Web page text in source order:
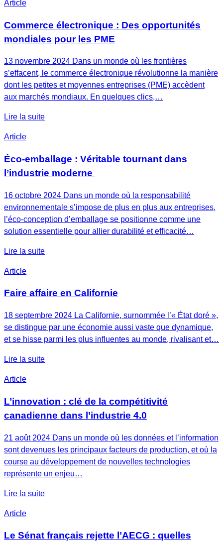
Article
Commerce électronique : Des opportunités
mondiales pour les PME
13 novembre 2024 Dans un monde où les frontières
s’effacent, le commerce électronique révolutionne la manière
dont les petites et moyennes entreprises (PME) accèdent
aux marchés mondiaux. En quelques clics,…
Lire la suite
Article
Éco-emballage : Véritable tournant dans
l’industrie moderne
16 octobre 2024 Dans un monde où la responsabilité
environnementale s’impose de plus en plus aux entreprises,
l’éco-conception d’emballage se positionne comme une
solution essentielle pour allier durabilité et efficacité…
Lire la suite
Article
Faire affaire en Californie
18 septembre 2024 La Californie, surnommée l’« État doré »,
se distingue par une économie aussi vaste que dynamique,
et se hisse parmi les plus influentes au monde, rivalisant et…
Lire la suite
Article
L’innovation : clé de la compétitivité
canadienne dans l’industrie 4.0
21 août 2024 Dans un monde où les données et l’information
sont devenues les principaux facteurs de production, et où la
course au développement de nouvelles technologies
représente un enjeu…
Lire la suite
Article
Le Sénat français rejette l’AECG : quelles